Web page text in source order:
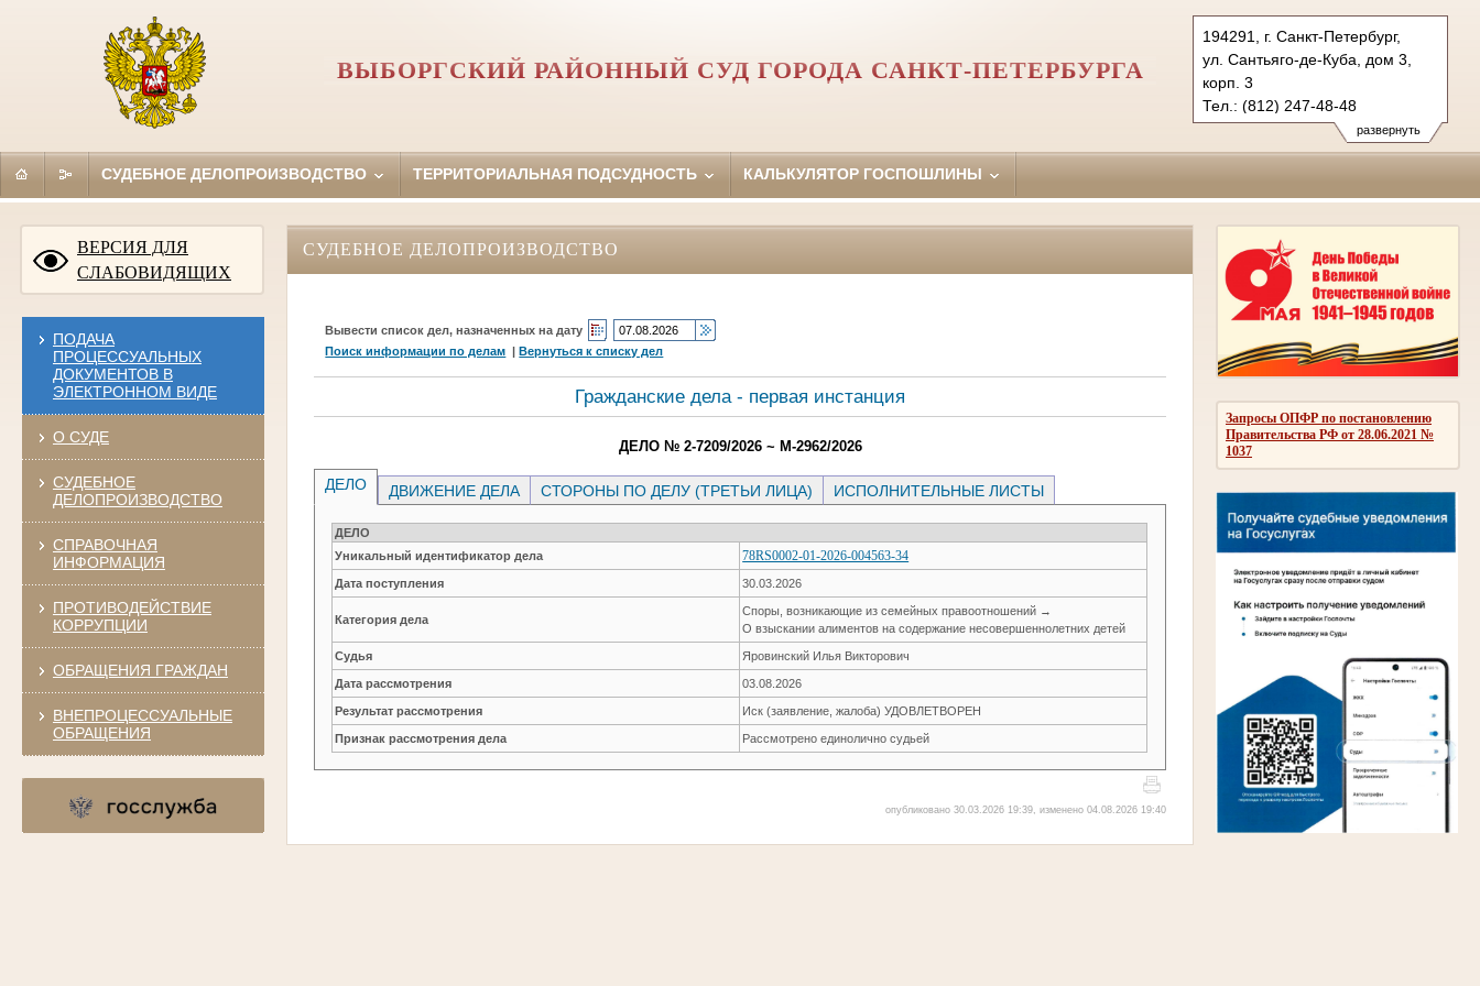
развернуть
194291, г. Санкт-Петербург,
ул. Сантьяго-де-Куба, дом 3,
корп. 3
Тел.: (812) 247-48-48
247-48-03
247-48-04 (приемн.)
ВЫБОРГСКИЙ РАЙОННЫЙ СУД ГОРОДА САНКТ-ПЕТЕРБУРГА
СУДЕБНОЕ ДЕЛОПРОИЗВОДСТВО ТЕРРИТОРИАЛЬНАЯ ПОДСУДНОСТЬ КАЛЬКУЛЯТОР ГОСПОШЛИНЫ
ВЕРСИЯ ДЛЯ
СЛАБОВИДЯЩИХ
ПОДАЧА
ПРОЦЕССУАЛЬНЫХ
ДОКУМЕНТОВ В
ЭЛЕКТРОННОМ ВИДЕ
О СУДЕ
СУДЕБНОЕ
ДЕЛОПРОИЗВОДСТВО
СПРАВОЧНАЯ
ИНФОРМАЦИЯ
ПРОТИВОДЕЙСТВИЕ
КОРРУПЦИИ
ОБРАЩЕНИЯ ГРАЖДАН
ВНЕПРОЦЕССУАЛЬНЫЕ
ОБРАЩЕНИЯ
Запросы ОПФР по постановлению
Правительства РФ от 28.06.2021 №
1037
СУДЕБНОЕ ДЕЛОПРОИЗВОДСТВО
Вывести список дел, назначенных на дату
Поиск информации по делам |Вернуться к списку дел
Гражданские дела - первая инстанция
ДЕЛО № 2-7209/2026 ~ М-2962/2026
ДЕЛО ДВИЖЕНИЕ ДЕЛА СТОРОНЫ ПО ДЕЛУ (ТРЕТЬИ ЛИЦА) ИСПОЛНИТЕЛЬНЫЕ ЛИСТЫ
ДЕЛО
Уникальный идентификатор дела
78RS0002-01-2026-004563-34
Дата поступления 30.03.2026
Категория дела
Споры, возникающие из семейных правоотношений →
О взыскании алиментов на содержание несовершеннолетних детей
Судья Яровинский Илья Викторович
Дата рассмотрения 03.08.2026
Результат рассмотрения Иск (заявление, жалоба) УДОВЛЕТВОРЕН
Признак рассмотрения дела Рассмотрено единолично судьей
опубликовано 30.03.2026 19:39, изменено 04.08.2026 19:40